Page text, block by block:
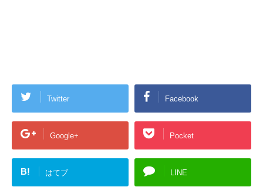
Twitter Facebook
Google+ Pocket
B! はてブ LINE